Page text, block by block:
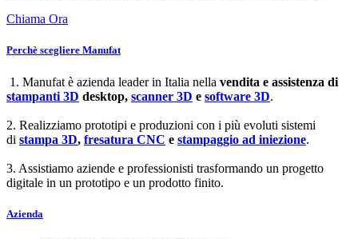
Chiama Ora
Perchè scegliere Manufat
1. Manufat è azienda leader in Italia nella vendita e assistenza di
stampanti 3D desktop, scanner 3D e software 3D.
2. Realizziamo prototipi e produzioni con i più evoluti sistemi
di stampa 3D, fresatura CNC e stampaggio ad iniezione.
3. Assistiamo aziende e professionisti trasformando un progetto
digitale in un prototipo e un prodotto finito.
Azienda